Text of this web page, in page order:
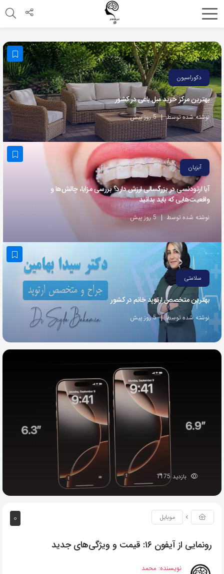
اشتراک
با
استفاده
از
روش‌های
زیر
می‌توانید
این
صفحه
دوستان
خود
اشتراک
بگذارید.
کپی
لینک
دکوراسیون
بهترین مرکز خرید مبل باغی در کشور
نوشته شده توسط 5 روز پیش
آبزیان
آیا ارتودنسی در بزرگسالی ارزش دارد؟ بررسی مزایا، چالش‌ها و
واقعیت‌هایی که باید بدانید
نوشته شده توسط 5 روز پیش
سلامتی
بهترین متخصص ارتوپد خانم در کشور
نوشته شده توسط 5 روز پیش
بازدید 1175
0 موبایل
رونمایی از آیفون ۱۶: قیمت و ویژگی‌های جدید
نویسنده: محمد